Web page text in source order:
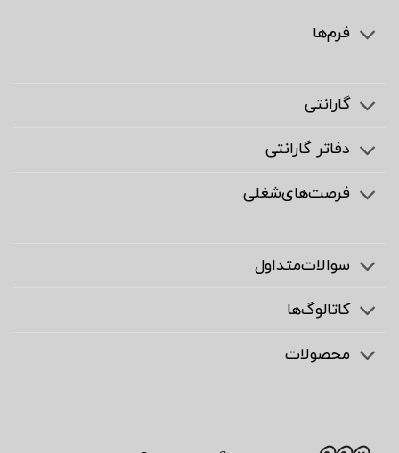
فرم‌ها
گارانتی
دفاتر گارانتی
فرصت‌های‌شغلی
سوالات‌متداول
کاتالوگ‌ها
محصولات